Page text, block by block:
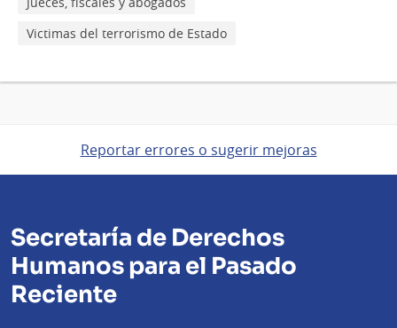
Victimas del terrorismo de Estado
Reportar errores o sugerir mejoras
Secretaría de Derechos
Humanos para el Pasado
Reciente